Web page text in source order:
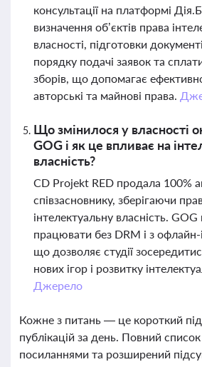
консультації на платформі
визначення об’єктів права
власності, підготовки
порядку подачі заявок та
зборів, що допомагає
авторські та майнові права.
Що змінилося у власності
GOG і як це впливає на
власність?
CD Projekt RED продала 100%
співзасновнику, зберігаючи
інтелектуальну власність.
працювати без DRM і з
що дозволяє студії
нових ігор і розвитку
Джерело
Кожне з питань — це короткий
публікацій за день. Повний
посиланнями та розширений